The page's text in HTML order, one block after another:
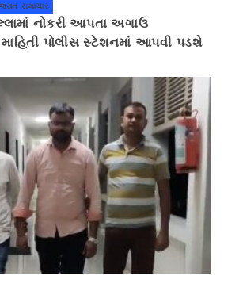
સમાચાર
નોકરી આપતા અગાઉ
માહિતી પોલીસ સ્ટેશનમાં આપવી પડશે